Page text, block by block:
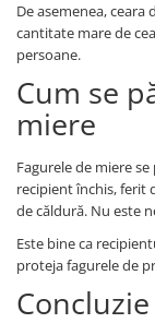
De asemenea,
cantitate mare de
persoane.
Cum se
miere
Fagurele de miere
recipient închis, ferit
de căldură. Nu este
Este bine ca
proteja fagurele de
Concluzie